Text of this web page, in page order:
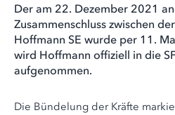
Der am 22. Dezember 2021
Zusammenschluss zwischen
Hoffmann SE wurde per 11.
wird Hoffmann offiziell in die
aufgenommen.
Die Bündelung der Kräfte